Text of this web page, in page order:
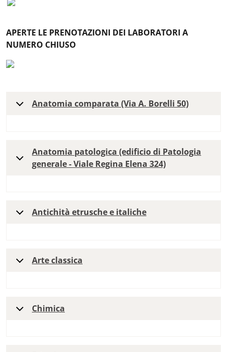
APERTE LE PRENOTAZIONI DEI LABORATORI A
NUMERO CHIUSO
Anatomia comparata (Via A. Borelli 50)
Anatomia patologica (edificio di Patologia
generale - Viale Regina Elena 324)
Antichità etrusche e italiche
Arte classica
Chimica